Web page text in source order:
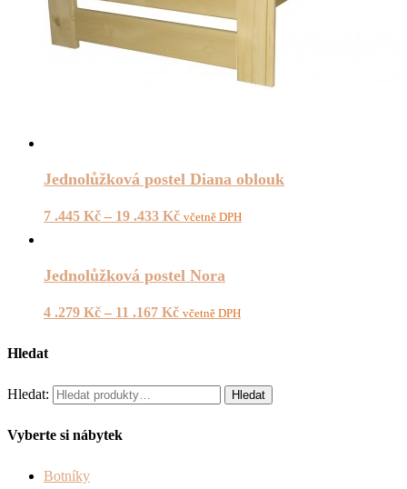
Jednolůžková postel Diana oblouk
7 .445 Kč – 19 .433 Kč včetně DPH
Jednolůžková postel Nora
4 .279 Kč – 11 .167 Kč včetně DPH
Hledat
Hledat: Hledat
Vyberte si nábytek
Botníky